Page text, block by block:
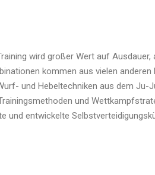
wird großer Wert auf Ausdauer,
kommen aus vielen
und Hebeltechniken aus dem Ju-
und
und entwickelte